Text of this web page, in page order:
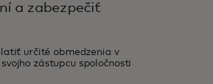
a zabezpečiť
určité obmedzenia v
zástupcu spoločnosti